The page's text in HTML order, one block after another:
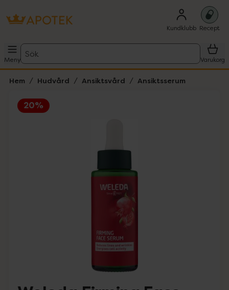
Kundklubb Recept
Meny
Sök
Varukorg
Hem Hudvård Ansiktsvård Ansiktsserum
20%